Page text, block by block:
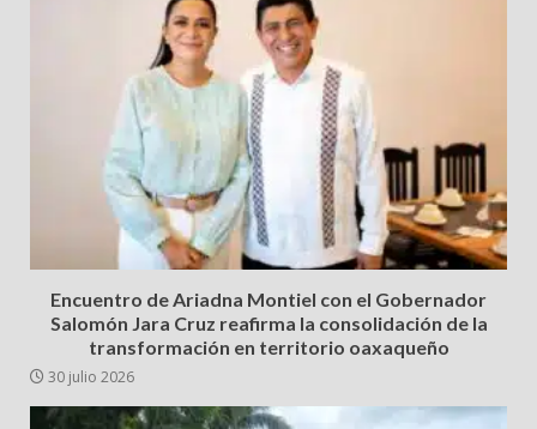
Encuentro de Ariadna Montiel con el Gobernador
Salomón Jara Cruz reafirma la consolidación de la
transformación en territorio oaxaqueño
30 julio 2026